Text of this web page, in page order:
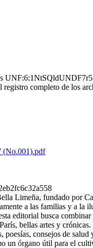
registro completo de los
(No.001).pdf
Limeña, fundado por
a las familias y a la
editorial busca
bellas artes y
poesías, consejos de
un órgano útil para el